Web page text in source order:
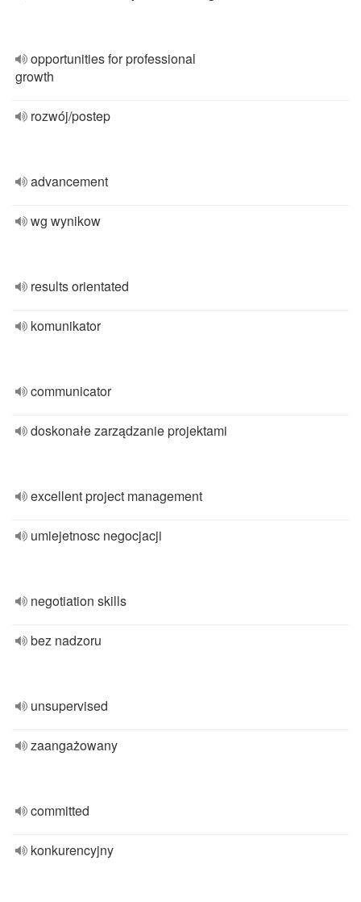
opportunities for professional
growth
rozwój/postep
advancement
wg wynikow
results orientated
komunikator
communicator
doskonałe zarządzanie projektami
excellent project management
umiejetnosc negocjacji
negotiation skills
bez nadzoru
unsupervised
zaangażowany
committed
konkurencyjny